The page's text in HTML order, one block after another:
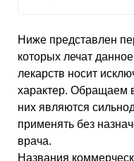
Ниже представлен
которых лечат
лекарств носит
характер. Обращаем
них являются
применять без
врача.
Названия